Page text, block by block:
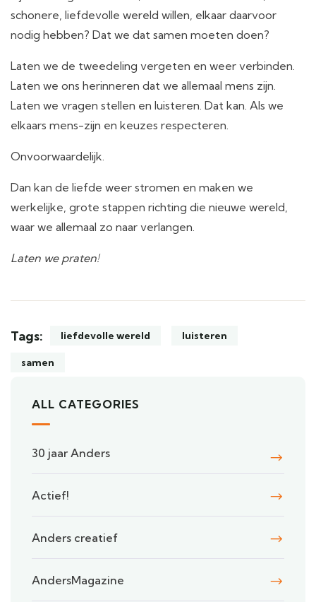
schonere, liefdevolle wereld willen, elkaar daarvoor
nodig hebben? Dat we dat samen moeten doen?
Laten we de tweedeling vergeten en weer verbinden.
Laten we ons herinneren dat we allemaal mens zijn.
Laten we vragen stellen en luisteren. Dat kan. Als we
elkaars mens-zijn en keuzes respecteren.
Onvoorwaardelijk.
Dan kan de liefde weer stromen en maken we
werkelijke, grote stappen richting die nieuwe wereld,
waar we allemaal zo naar verlangen.
Laten we praten!
Tags: liefdevolle wereld luisteren
samen
ALL CATEGORIES
30 jaar Anders
Actief!
Anders creatief
AndersMagazine